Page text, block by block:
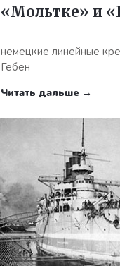
«Мольтке» и
немецкие линейные
Гебен
Читать дальше →